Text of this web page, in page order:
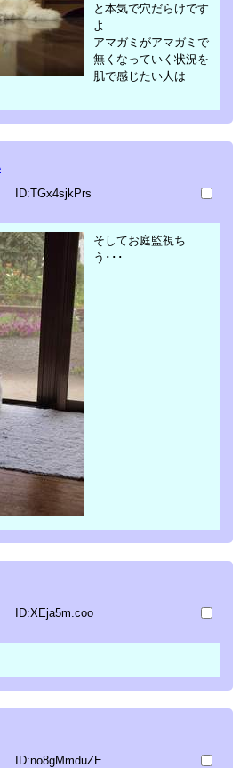
と本気で穴だらけです
よ
アマガミがアマガミで
無くなっていく状況を
肌で感じたい人は
ID:TGx4sjkPrs
そしてお庭監視ち
う･･･
ID:XEja5m.coo
ID:no8gMmduZE